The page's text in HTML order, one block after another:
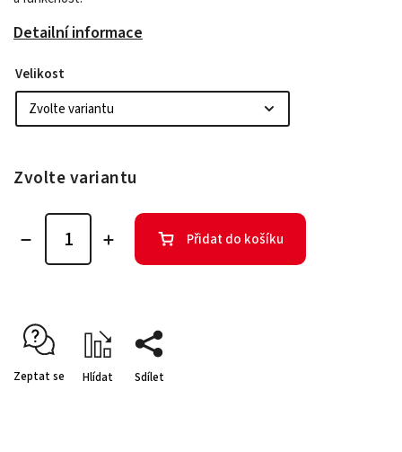
Detailní informace
Velikost
Zvolte variantu
Přidat do košíku
Zeptat se Hlídat Sdílet